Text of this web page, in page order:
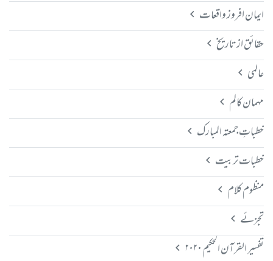
ایمان افروز واقعات
حقائق از تاریخ
عالمی
مہمان کالم
خطباتِ جمعتہ المبارک
خطبات تربیت
منظوم کلام
تجزئے
تفسیر القرآن الحکیم ۲۰۲۰